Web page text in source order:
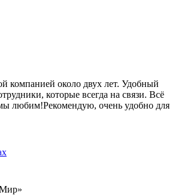
компанией около двух лет. Удобный
которые всегда на связи. Всё
любим!Рекомендую, очень удобно для